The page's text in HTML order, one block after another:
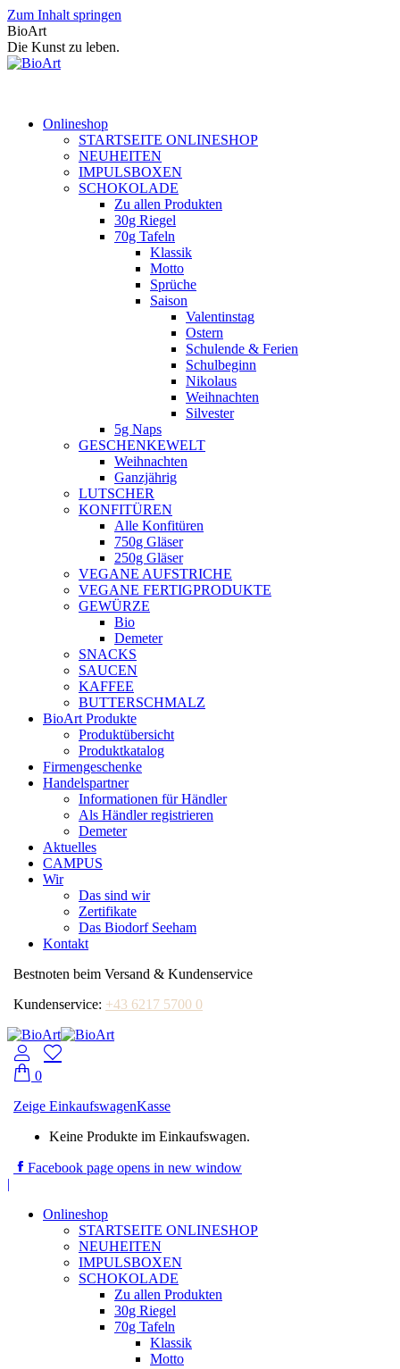
Zum Inhalt springen
BioArt
Die Kunst zu leben.
Onlineshop
STARTSEITE ONLINESHOP
NEUHEITEN
IMPULSBOXEN
SCHOKOLADE
Zu allen Produkten
30g Riegel
70g Tafeln
Klassik
Motto
Sprüche
Saison
Valentinstag
Ostern
Schulende & Ferien
Schulbeginn
Nikolaus
Weihnachten
Silvester
5g Naps
GESCHENKEWELT
Weihnachten
Ganzjährig
LUTSCHER
KONFITÜREN
Alle Konfitüren
750g Gläser
250g Gläser
VEGANE AUFSTRICHE
VEGANE FERTIGPRODUKTE
GEWÜRZE
Bio
Demeter
SNACKS
SAUCEN
KAFFEE
BUTTERSCHMALZ
BioArt Produkte
Produktübersicht
Produktkatalog
Firmengeschenke
Handelspartner
Informationen für Händler
Als Händler registrieren
Demeter
Aktuelles
CAMPUS
Wir
Das sind wir
Zertifikate
Das Biodorf Seeham
Kontakt
Bestnoten beim Versand & Kundenservice
Kundenservice: +43 6217 5700 0
0
Zeige EinkaufswagenKasse
Keine Produkte im Einkaufswagen.
Facebook page opens in new window
|
Onlineshop
STARTSEITE ONLINESHOP
NEUHEITEN
IMPULSBOXEN
SCHOKOLADE
Zu allen Produkten
30g Riegel
70g Tafeln
Klassik
Motto